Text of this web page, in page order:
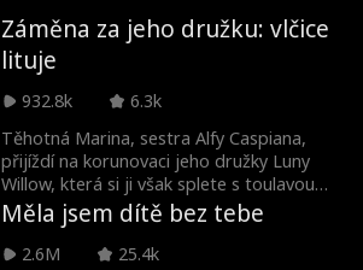
stážistkou Brynn, která Dani vyhodí díky
mocichtivé dceři šéfa. Když však
konkurenční módní dům Dani přijme,
zažije proměnu století a rozhodne se
ukázat své návrhářské schopnosti a znovu
získat titul pravé královny haute couture.
Záměna za jeho družku: vlčice
lituje
932.8k
6.3k
Těhotná Marina, sestra Alfy Caspiana,
přijíždí na korunovaci jeho družky Luny
Willow, která si ji však splete s toulavou
milenkou. Willow, zaslepená žárlivostí,
Marinu šikanuje, čímž u ní vyvolá potrat.
Sourozenci Brooksovi nyní prahnou po
Měla jsem dítě bez tebe
2.6M
25.4k